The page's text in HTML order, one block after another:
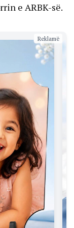
e ARBK-së.
Reklamë